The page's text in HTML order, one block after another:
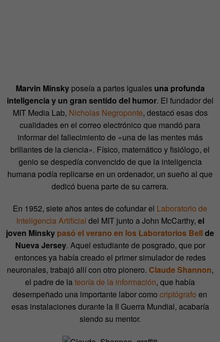
Marvin Minskyposeía a partes iguales una profunda
inteligencia y un gran sentido del humor. El fundador del
MIT Media Lab, Nicholas Negroponte, destacó esas dos
cualidades en el correo electrónico que mandó para
informar del fallecimiento de «una de las mentes más
brillantes de la ciencia». Físico, matemático y fisiólogo, el
genio se despedía convencido de que la inteligencia
humana podía replicarse en un ordenador, un sueño al que
dedicó buena parte de su carrera.
En 1952, siete años antes de cofundar el Laboratorio de
Inteligencia Artificial del MIT junto a John McCarthy, el
joven Minsky pasó el verano en los Laboratorios Bellde
Nueva Jersey. Aquel estudiante de posgrado, que por
entonces ya había creado el primer simulador de redes
neuronales, trabajó allí con otro pionero. Claude Shannon,
el padre de lateoría de la información, que había
desempeñado una importante labor como criptógrafo en
esas instalaciones durante la II Guerra Mundial, acabaría
siendo su mentor.